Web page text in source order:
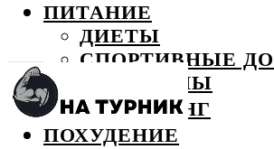
ПИТАНИЕ
ДИЕТЫ
СПОРТИВНЫЕ
ВИТАМИНЫ
БОДИБИЛДИНГ
ПОХУДЕНИЕ